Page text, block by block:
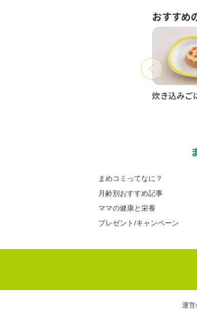
おすすめ
炊き込みご
まめコミってなに？
月齢別おすすめ記事
ママの健康と栄養
プレゼント/キャンペーン
運営